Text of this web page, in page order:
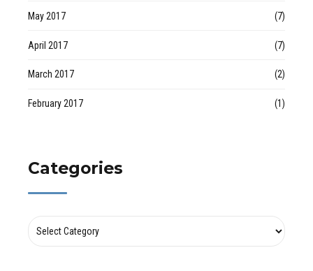
May 2017 (7)
April 2017 (7)
March 2017 (2)
February 2017 (1)
Categories